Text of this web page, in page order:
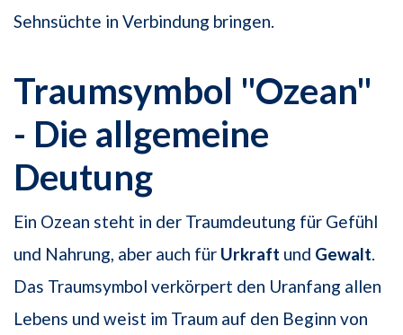
Sehnsüchte in Verbindung bringen.
Traumsymbol "Ozean"
- Die allgemeine
Deutung
Ein Ozean steht in der Traumdeutung für Gefühl
und Nahrung, aber auch für Urkraft und Gewalt
Das Traumsymbol verkörpert den Uranfang allen
Lebens und weist im Traum auf den Beginn von